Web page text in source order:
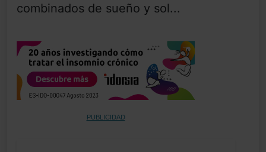
combinados de sueño y sol...
PUBLICIDAD